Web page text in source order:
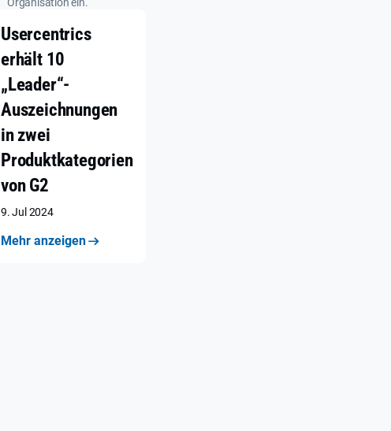
Usercentrics
erhält 10
„Leader“-
Auszeichnungen
in zwei
Produktkategorien
von G2
9. Jul 2024
Mehr anzeigen